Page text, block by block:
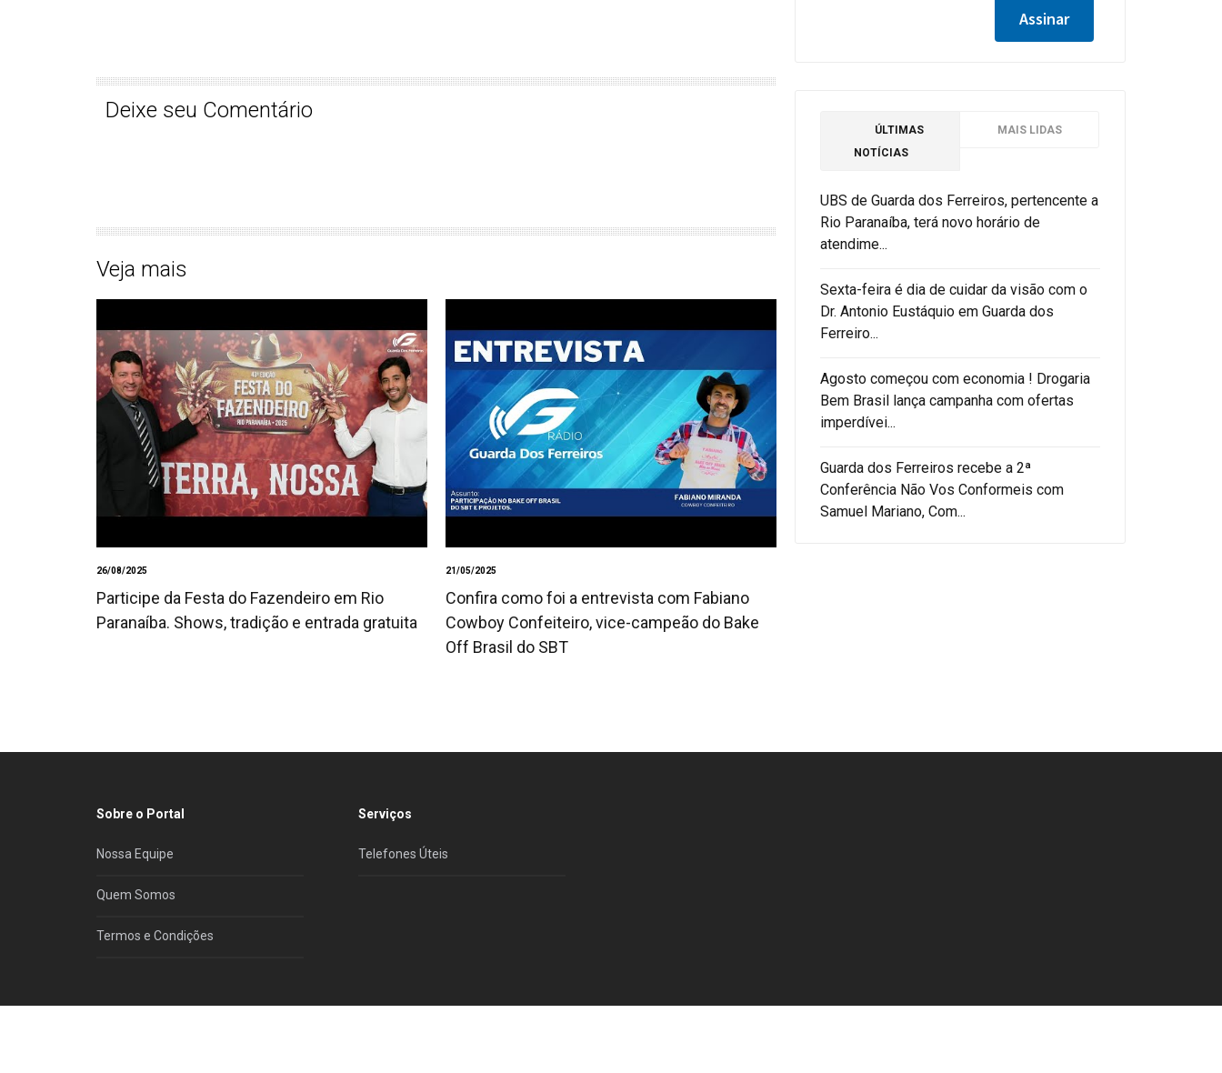
Deixe seu Comentário
Veja mais
26/08/2025
Participe da Festa do Fazendeiro em Rio
Paranaíba. Shows, tradição e entrada gratuita
21/05/2025
Confira como foi a entrevista com Fabiano
Cowboy Confeiteiro, vice-campeão do Bake
Off Brasil do SBT
ÚLTIMAS
NOTÍCIAS
MAIS LIDAS
UBS de Guarda dos Ferreiros, pertencente a
Rio Paranaíba, terá novo horário de
atendime...
Sexta-feira é dia de cuidar da visão com o
Dr. Antonio Eustáquio em Guarda dos
Ferreiro...
Agosto começou com economia ! Drogaria
Bem Brasil lança campanha com ofertas
imperdívei...
Guarda dos Ferreiros recebe a 2ª
Conferência Não Vos Conformeis com
Samuel Mariano, Com...
Sobre o Portal
Nossa Equipe
Quem Somos
Termos e Condições
Serviços
Telefones Úteis